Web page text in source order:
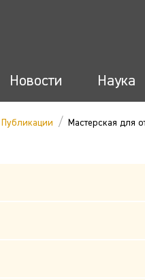
Новости Наука
Публикации / Мастерская для